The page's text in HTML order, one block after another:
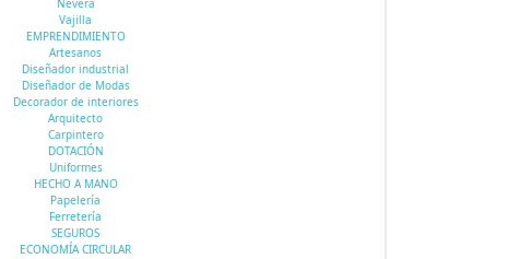
Nevera
Vajilla
EMPRENDIMIENTO
Artesanos
Diseñador industrial
Diseñador de Modas
Decorador de interiores
Arquitecto
Carpintero
DOTACIÓN
Uniformes
HECHO A MANO
Papelería
Ferretería
SEGUROS
ECONOMÍA CIRCULAR